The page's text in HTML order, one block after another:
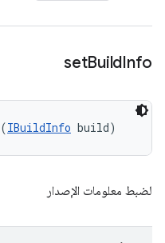
setBuildInfo
IBuildInfo build)
لضبط معلومات الإصدار